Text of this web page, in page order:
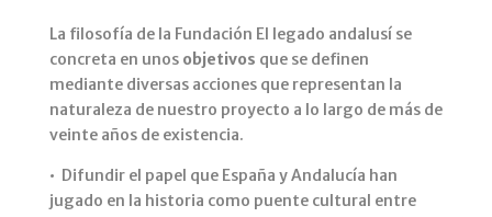
La filosofía de la Fundación El legado andalusí se
concreta en unosobjetivos que se definen
mediante diversas acciones que representan la
naturaleza de nuestro proyecto a lo largo de más de
veinte años de existencia.
• Difundir el papel que España y Andalucía han
jugado en la historia como puente cultural entre